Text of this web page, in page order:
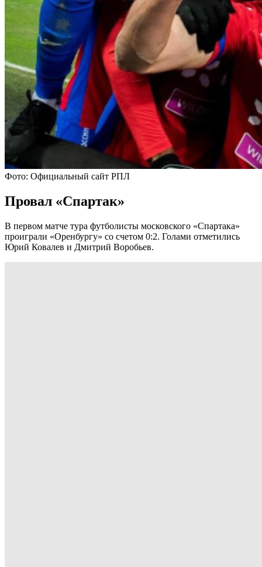
Фото: Официальный сайт РПЛ
Провал «Спартак»
В первом матче тура футболисты московского «Спартака»
проиграли «Оренбургу» со счетом 0:2. Голами отметились
Юрий Ковалев и Дмитрий Воробьев.